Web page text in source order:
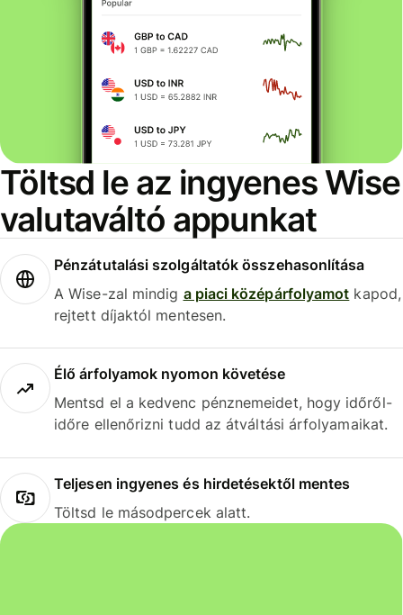
Töltsd le az ingyenes Wise
valutaváltó appunkat
Pénzátutalási szolgáltatók összehasonlítása
A Wise-zal mindig a piaci középárfolyamot kapod,
rejtett díjaktól mentesen.
Élő árfolyamok nyomon követése
Mentsd el a kedvenc pénznemeidet, hogy időről-
időre ellenőrizni tudd az átváltási árfolyamaikat.
Teljesen ingyenes és hirdetésektől mentes
Töltsd le másodpercek alatt.